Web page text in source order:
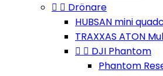
  Drönare
HUBSAN mini
TRAXXAS ATON
  DJI Phantom
Phantom